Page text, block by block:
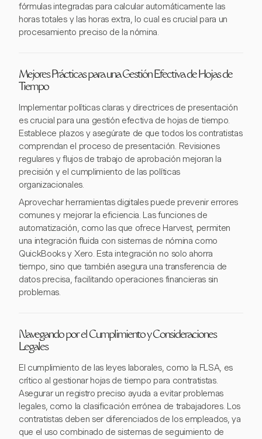
fórmulas integradas para calcular automáticamente las
horas totales y las horas extra, lo cual es crucial para un
procesamiento preciso de la nómina.
Mejores Prácticas para una Gestión Efectiva de Hojas de
Tiempo
Implementar políticas claras y directrices de presentación
es crucial para una gestión efectiva de hojas de tiempo.
Establece plazos y asegúrate de que todos los contratistas
comprendan el proceso de presentación. Revisiones
regulares y flujos de trabajo de aprobación mejoran la
precisión y el cumplimiento de las políticas
organizacionales.
Aprovechar herramientas digitales puede prevenir errores
comunes y mejorar la eficiencia. Las funciones de
automatización, como las que ofrece Harvest, permiten
una integración fluida con sistemas de nómina como
QuickBooks y Xero. Esta integración no solo ahorra
tiempo, sino que también asegura una transferencia de
datos precisa, facilitando operaciones financieras sin
problemas.
Navegando por el Cumplimiento y Consideraciones
Legales
El cumplimiento de las leyes laborales, como la FLSA, es
crítico al gestionar hojas de tiempo para contratistas.
Asegurar un registro preciso ayuda a evitar problemas
legales, como la clasificación errónea de trabajadores. Los
contratistas deben ser diferenciados de los empleados, ya
que el uso combinado de sistemas de seguimiento de